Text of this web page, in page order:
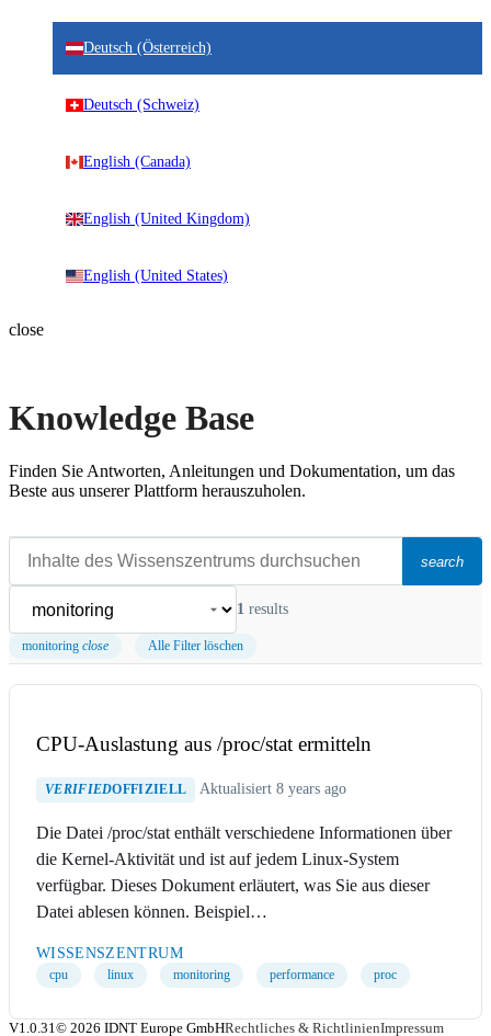
Deutsch (Österreich)
Deutsch (Schweiz)
English (Canada)
English (United Kingdom)
English (United States)
close
Knowledge Base
Finden Sie Antworten, Anleitungen und Dokumentation, um das
Beste aus unserer Plattform herauszuholen.
search
1 results
monitoring close Alle Filter löschen
CPU-Auslastung aus /proc/stat ermitteln
VERIFIEDOFFIZIELL Aktualisiert 8 years ago
Die Datei /proc/stat enthält verschiedene Informationen über
die Kernel-Aktivität und ist auf jedem Linux-System
verfügbar. Dieses Dokument erläutert, was Sie aus dieser
Datei ablesen können. Beispiel…
WISSENSZENTRUM
cpu linux monitoring performance proc
V1.0.31 © 2026 IDNT Europe GmbHRechtliches & RichtlinienImpressum